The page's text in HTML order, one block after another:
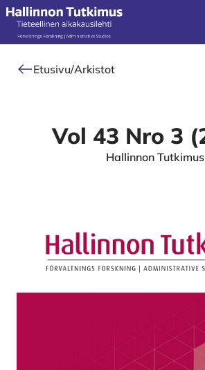
Alkuun
Etusivu/Arkistot
Vol 43 Nro 3
Hallinnon Tutkimus